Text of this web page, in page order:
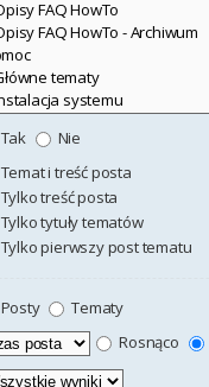
Tak
Nie
Temat i treść posta
Tylko treść posta
Tylko tytuły tematów
Tylko pierwszy post tematu
Posty
Tematy
Rosnąco